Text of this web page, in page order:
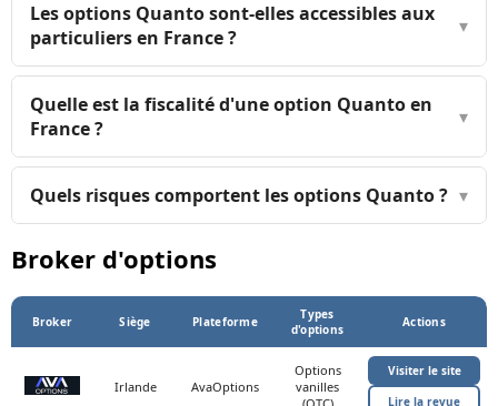
Les options Quanto sont-elles accessibles aux
particuliers en France ?
▾
Quelle est la fiscalité d'une option Quanto en
France ?
▾
Quels risques comportent les options Quanto ? ▾
Broker d'options
Broker Siège Plateforme
Types
d'options
Actions
Irlande AvaOptions
Options
vanilles
Visiter le site
Lire la revue